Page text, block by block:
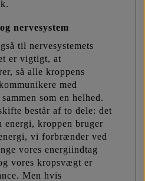
nervesystem
til nervesystemets
er vigtigt, at
så alle kroppens
med
som en helhed.
består af to dele: det
energi, kroppen bruger
vi forbrænder ved
vores energiindtag
vores kropsvægt er
Men hvis